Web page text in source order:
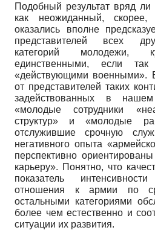
Подобный результат вряд
как неожиданный,
оказались вполне
представителей всех
категорий молодежи,
единственными, если
«действующими военными».
от представителей таких
задействованных в
«молодые сотрудники
структур» и «молодые
отслужившие срочную
негативного опыта
перспективно
карьеру». Понятно, что
показатель
отношения к армии по
остальными категориями
более чем естественно и
ситуации их развития.